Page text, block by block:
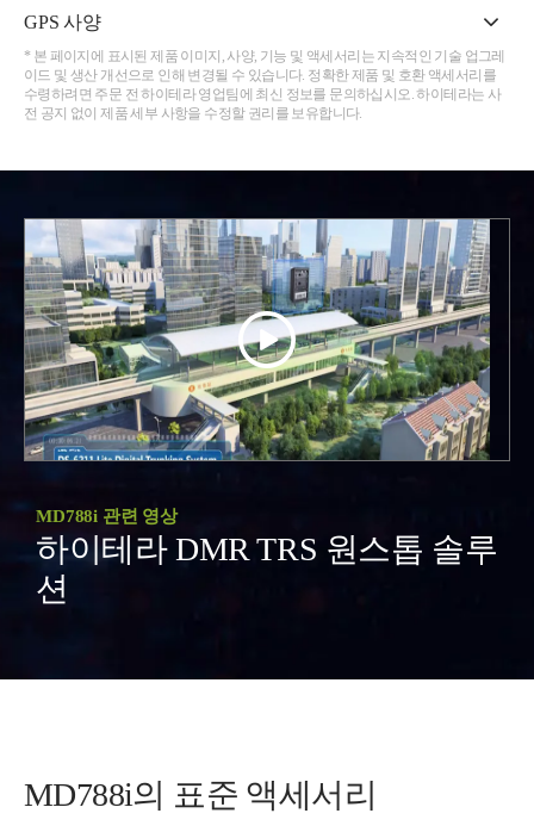
GPS 사양
* 본 페이지에 표시된 제품 이미지, 사양, 기능 및 액세서리는 지속적인 기술 업그레
이드 및 생산 개선으로 인해 변경될 수 있습니다. 정확한 제품 및 호환 액세서리를
수령하려면 주문 전 하이테라 영업팀에 최신 정보를 문의하십시오. 하이테라는 사
전 공지 없이 제품 세부 사항을 수정할 권리를 보유합니다.
MD788i 관련 영상
하이테라 DMR TRS 원스톱 솔루
션
MD788i의 표준 액세서리